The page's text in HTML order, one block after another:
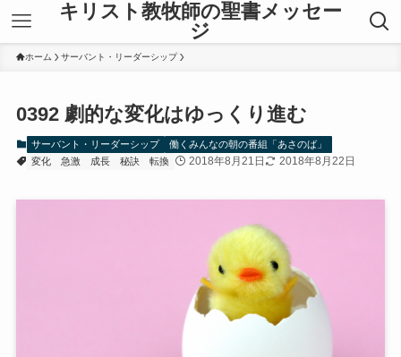
キリスト教牧師の聖書メッセー
ジ
ホーム サーバント・リーダーシップ
0392 劇的な変化はゆっくり進む
サーバント・リーダーシップ
働くみんなの朝の番組「あさのば」
変化
急激 成長 秘訣 転換 2018年8月21日 2018年8月22日